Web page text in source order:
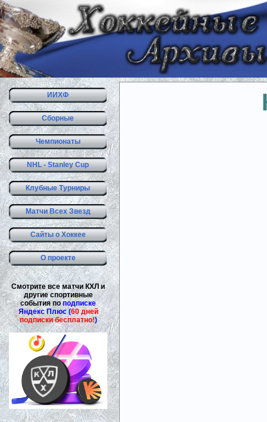
ИИХФ
Сборные
Чемпионаты
NHL - Stanley Cup
Клубные Турниры
Матчи Всех Звезд
Сайты о Хоккее
О проекте
Смотрите все матчи КХЛ и
другие спортивные
события поподписке
Яндекс Плюс (60 дней
подписки бесплатно!)